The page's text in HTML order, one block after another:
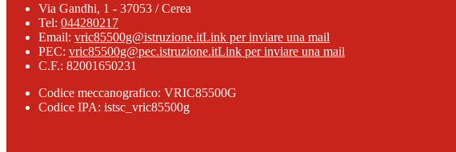
Via Gandhi, 1 - 37053 / Cerea
Tel: 044280217
Email: vric85500g@istruzione.itLink per inviare una mail
PEC: vric85500g@pec.istruzione.itLink per inviare una mail
C.F.: 82001650231
Codice meccanografico: VRIC85500G
Codice IPA: istsc_vric85500g